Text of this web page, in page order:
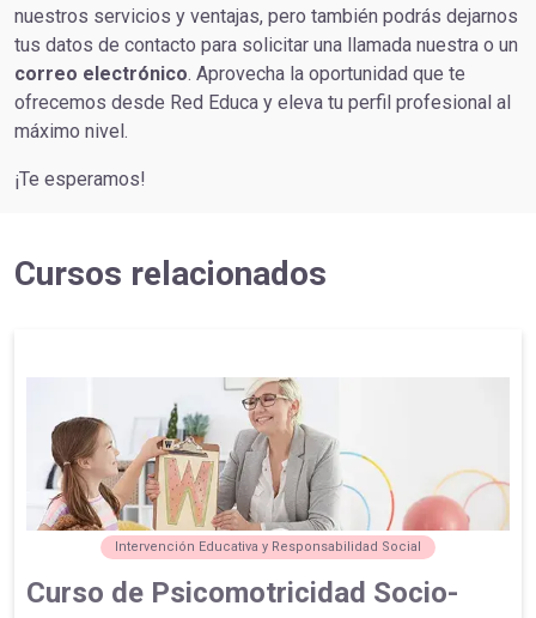
nuestros servicios y ventajas, pero también podrás dejarnos
tus datos de contacto para solicitar una llamada nuestra o un
correo electrónico. Aprovecha la oportunidad que te
ofrecemos desde Red Educa y eleva tu perfil profesional al
máximo nivel.
¡Te esperamos!
Cursos relacionados
Intervención Educativa y Responsabilidad Social
Curso de Psicomotricidad Socio-